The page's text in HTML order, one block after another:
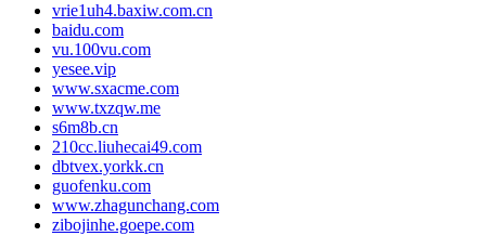
vrie1uh4.baxiw.com.cn
baidu.com
vu.100vu.com
yesee.vip
www.sxacme.com
www.txzqw.me
s6m8b.cn
210cc.liuhecai49.com
dbtvex.yorkk.cn
guofenku.com
www.zhagunchang.com
zibojinhe.goepe.com